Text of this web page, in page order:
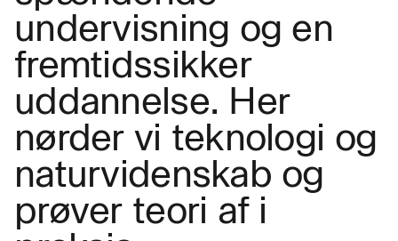
undervisning og en
fremtidssikker
uddannelse. Her
nørder vi teknologi og
naturvidenskab og
prøver teori af i